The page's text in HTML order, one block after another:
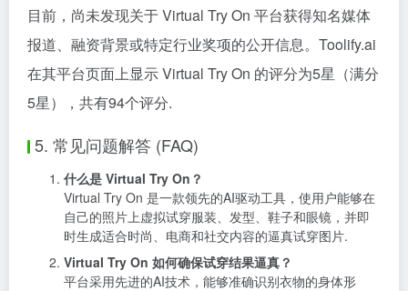
目前，尚未发现关于 Virtual Try On 平台获得知名媒体
报道、融资背景或特定行业奖项的公开信息。Toolify.ai
在其平台页面上显示 Virtual Try On 的评分为5星（满分
5星），共有94个评分.
5. 常见问题解答 (FAQ)
什么是 Virtual Try On？
Virtual Try On 是一款领先的AI驱动工具，使用户能够在
自己的照片上虚拟试穿服装、发型、鞋子和眼镜，并即
时生成适合时尚、电商和社交内容的逼真试穿图片.
Virtual Try On 如何确保试穿结果逼真？
平台采用先进的AI技术，能够准确识别衣物的身体形